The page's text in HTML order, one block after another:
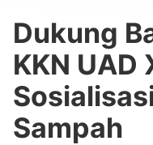
Dukung
KKN UAD
Sampah